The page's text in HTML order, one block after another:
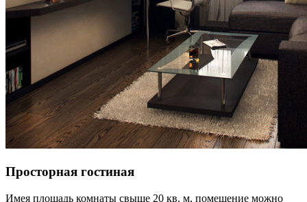
Просторная гостиная
Имея площадь комнаты свыше 20 кв. м, помещение можно